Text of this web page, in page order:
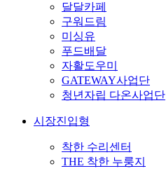
달달카페
구워드림
미싱유
푸드배달
자활도우미
GATEWAY사업단
청년자립 다온사업단
시장진입형
착한 수리센터
THE 착한 누룽지